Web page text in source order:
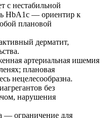
с нестабильной
HbA1c — ориентир к
плановой
дерматит,
артериальная ишемия
плановая
нецелесообразна.
без
нарушения
— ограничение для